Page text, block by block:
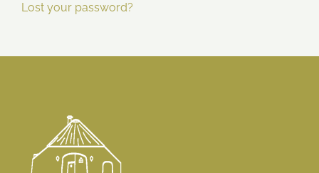
Lost your password?